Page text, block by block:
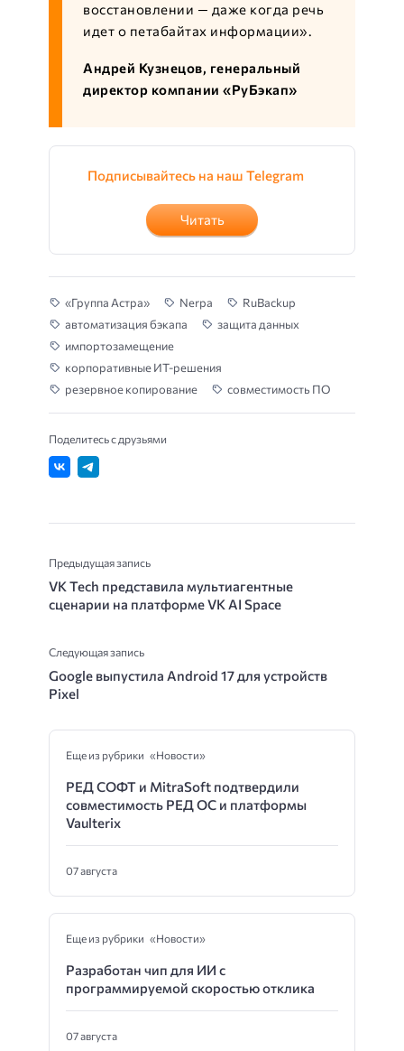
восстановлении — даже когда речь
идет о петабайтах информации».
Андрей Кузнецов, генеральный
директор компании «РуБэкап»
Подписывайтесь на наш Telegram
Читать
«Группа Астра» Nerpa
RuBackup
автоматизация бэкапа
защита данных
импортозамещение
корпоративные ИТ-решения
резервное копирование
совместимость ПО
Поделитесь с друзьями
Предыдущая запись
VK Tech представила мультиагентные
сценарии на платформе VK AI Space
Следующая запись
Google выпустила Android 17 для устройств
Pixel
Еще из рубрики «Новости»
РЕД СОФТ и MitraSoft подтвердили
совместимость РЕД ОС и платформы
Vaulterix
07 августа
Еще из рубрики «Новости»
Разработан чип для ИИ с
программируемой скоростью отклика
07 августа